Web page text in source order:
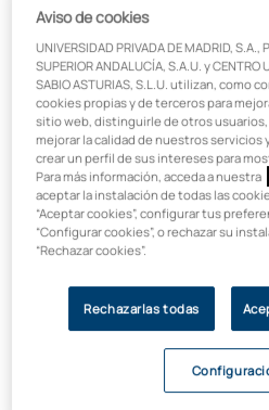
Usa técnicas de
Escribe lo que
Escribir es una excelente manera
conocimiento. Cada vez que
cerebro trabaja activamente y la
Elabora resúmenes y
Aviso de cookies
UNIVERSIDAD PRIVADA DE MADRID, S.A.,
SUPERIOR ANDALUCÍA, S.A.U. y CENTRO
SABIO ASTURIAS, S.L.U. utilizan, como
cookies propias y de terceros para
sitio web, distinguirle de otros usuarios,
mejorar la calidad de nuestros servicios
crear un perfil de sus intereses para
Para más información, acceda a nuestra
aceptar la instalación de todas las
“Aceptar cookies”, configurar tus
“Configurar cookies”, o rechazar su
“Rechazar cookies”.
Rechazarlas todas